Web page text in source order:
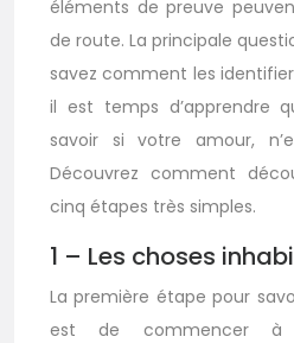
éléments de preuve
de route. La principale
savez comment les
il est temps d’apprendre
savoir si votre amour,
Découvrez comment
cinq étapes très simples.
1 – Les choses
La première étape pour
est de commencer à